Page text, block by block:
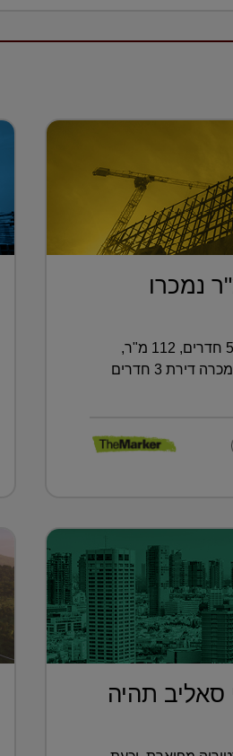
של 160 מ"ר נמכרו
וגם: בעפולה נמכרה דירת גן בת 5.5 חדרים, 112 מ"ר,
תמורת 1.45 מיליון שקל ■ ובכמה נמכרה דירת 3 חדרים
סאליב תהיה